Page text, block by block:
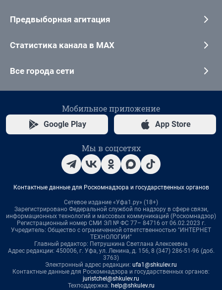
Предвыборная агитация
Статистика канала в MAX
Все города сети
Мобильное приложение
Google Play App Store
Мы в соцсетях
Контактные данные для Роскомнадзора и государственных органов
Сетевое издание «Уфа1.ру» (18+)
Зарегистрировано Федеральной службой по надзору в сфере связи,
информационных технологий и массовых коммуникаций (Роскомнадзор)
Регистрационный номер СМИ ЭЛ № ФС 77– 84716 от 06.02.2023 г.
Учредитель: Общество с ограниченной ответственностью "ИНТЕРНЕТ
ТЕХНОЛОГИИ"
Главный редактор: Петрушкина Светлана Алексеевна
Адрес редакции: 450006, г. Уфа, ул. Ленина, д. 156, 8 (347) 286-51-96 (доб.
3763)
Электронный адрес редакции: ufa1@shkulev.ru
Контактные данные для Роскомнадзора и государственных органов:
juristchel@shkulev.ru
Техподдержка: help@shkulev.ru